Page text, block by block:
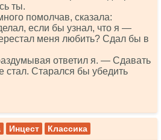
ты.
помолчав, сказала:
если бы узнал, что я —
меня любить? Сдал бы в
ответил я. — Сдавать
стал. Старался бы убедить
Инцест Классика